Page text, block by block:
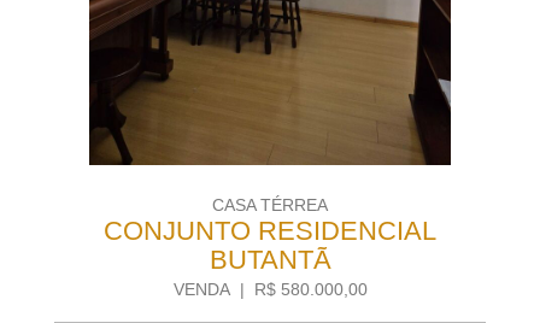
CASA TÉRREA
CONJUNTO RESIDENCIAL
BUTANTÃ
VENDA | R$ 580.000,00